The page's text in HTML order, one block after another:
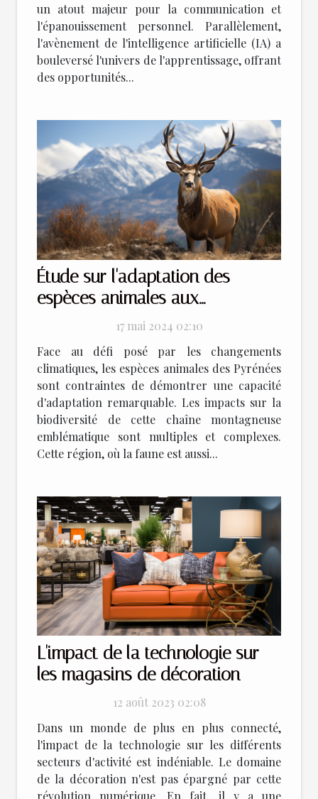
un atout majeur pour la communication et
l'épanouissement personnel. Parallèlement,
l'avènement de l'intelligence artificielle (IA) a
bouleversé l'univers de l'apprentissage, offrant
des opportunités...
Étude sur l'adaptation des
espèces animales aux
changements climatiques dans
les Pyrénées
17 mai 2024 02:10
Face au défi posé par les changements
climatiques, les espèces animales des Pyrénées
sont contraintes de démontrer une capacité
d'adaptation remarquable. Les impacts sur la
biodiversité de cette chaîne montagneuse
emblématique sont multiples et complexes.
Cette région, où la faune est aussi...
L'impact de la technologie sur
les magasins de décoration
12 août 2023 02:08
Dans un monde de plus en plus connecté,
l'impact de la technologie sur les différents
secteurs d'activité est indéniable. Le domaine
de la décoration n'est pas épargné par cette
révolution numérique. En fait, il y a une